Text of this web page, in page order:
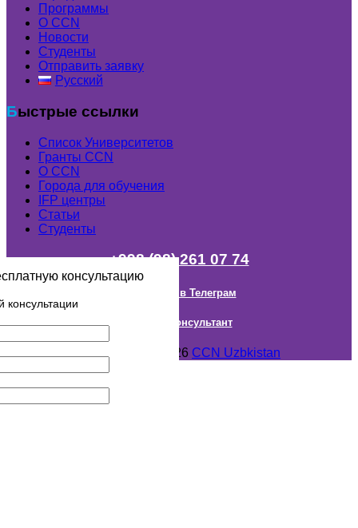
Программы
О CCN
Новости
Студенты
Отправить заявку
Русский
Быстрые ссылки
Список Университетов
Гранты ССN
О ССN
Города для обучения
IFP центры
Статьи
Студенты
+998 (98) 261 07 74
Наш канал в Телеграм
Онлайн Консультант
Авторское право © 2018- 2026 CCN Uzbkistan
консультацию
консультации